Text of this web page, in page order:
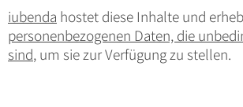
iubenda hostet diese Inhalte und
personenbezogenen Daten, die
sind, um sie zur Verfügung zu stellen.